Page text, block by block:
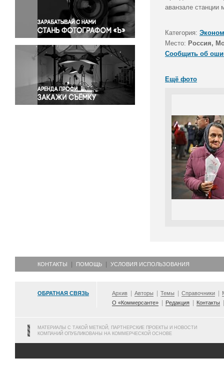
Правосудие
Происшествия и конфликты
Религия
Светская жизнь
Спорт
Экология
Экономика и бизнес
аванзале станции
Категория:
Место: Россия,
Сообщить об
Ещё фото
КОНТАКТЫ ПОМОЩЬ УСЛОВИЯ ИСПОЛЬЗОВАНИЯ
ОБРАТНАЯ СВЯЗЬ Архив Авторы Темы Справочники
О «Коммерсанте»
Редакция Контакты
МАТЕРИАЛЫ С ТАКОЙ МЕТКОЙ, ПАРТНЕРСКИЕ ПРОЕКТЫ И НОВОСТИ
КОМПАНИЙ ОПУБЛИКОВАНЫ НА КОММЕРЧЕСКОЙ ОСНОВЕ